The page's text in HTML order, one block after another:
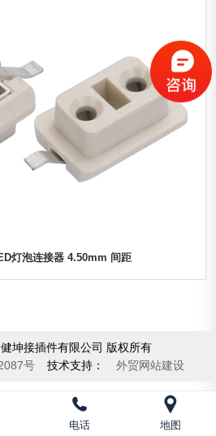
LED灯泡连接器 4.50mm 间距
坤接插件有限公司 版权所有
号 技术支持： 外贸网站建设
电话 地图